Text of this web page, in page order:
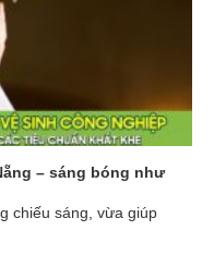
– sáng bóng như
chiếu sáng, vừa giúp